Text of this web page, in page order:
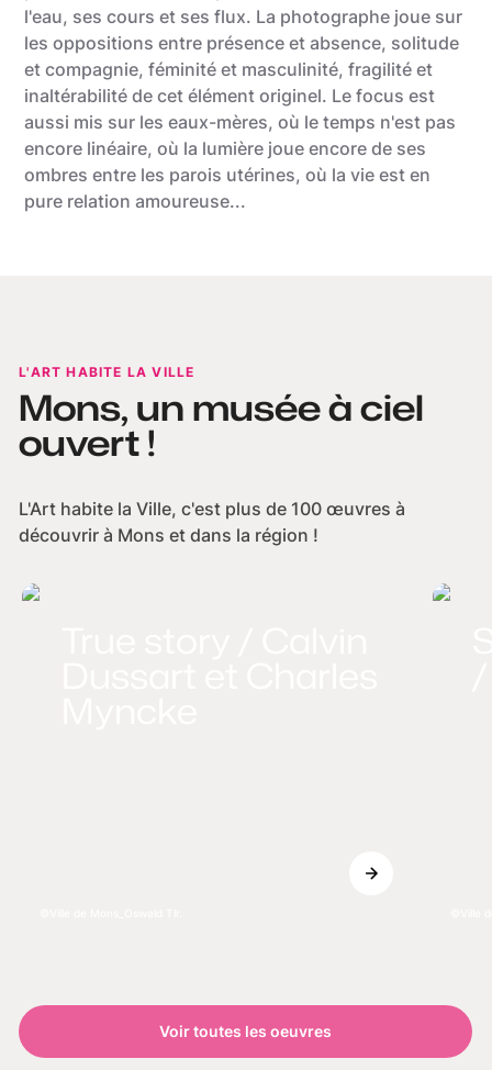
l'eau, ses cours et ses flux. La photographe joue sur
les oppositions entre présence et absence, solitude
et compagnie, féminité et masculinité, fragilité et
inaltérabilité de cet élément originel. Le focus est
aussi mis sur les eaux-mères, où le temps n'est pas
encore linéaire, où la lumière joue encore de ses
ombres entre les parois utérines, où la vie est en
pure relation amoureuse...
L'ART HABITE LA VILLE
Mons, un musée à ciel
ouvert !
L'Art habite la Ville, c'est plus de 100 œuvres à
découvrir à Mons et dans la région !
Voir toutes les oeuvres